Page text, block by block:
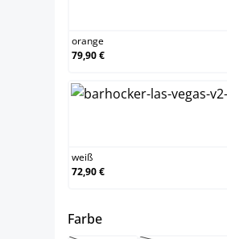
orange
79,90 €
weiß
72,90 €
Farbeauswählen